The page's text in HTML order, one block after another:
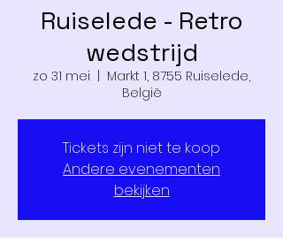
Ruiselede - Retro
wedstrijd
zo 31 mei
Markt 1, 8755 Ruiselede,
België
Tickets zijn niet te koop
Andere evenementen
bekijken